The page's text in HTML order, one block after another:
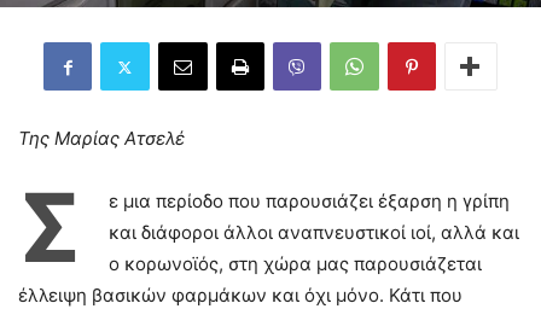
Της Μαρίας Ατσελέ
Σ
ε μια περίοδο που παρουσιάζει έξαρση η γρίπη
και διάφοροι άλλοι αναπνευστικοί ιοί, αλλά και
ο κορωνοϊός, στη χώρα μας παρουσιάζεται
έλλειψη βασικών φαρμάκων και όχι μόνο. Κάτι που